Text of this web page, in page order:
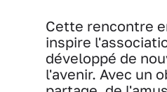
Cette rencontre
inspire
développé de
l'avenir. Avec un